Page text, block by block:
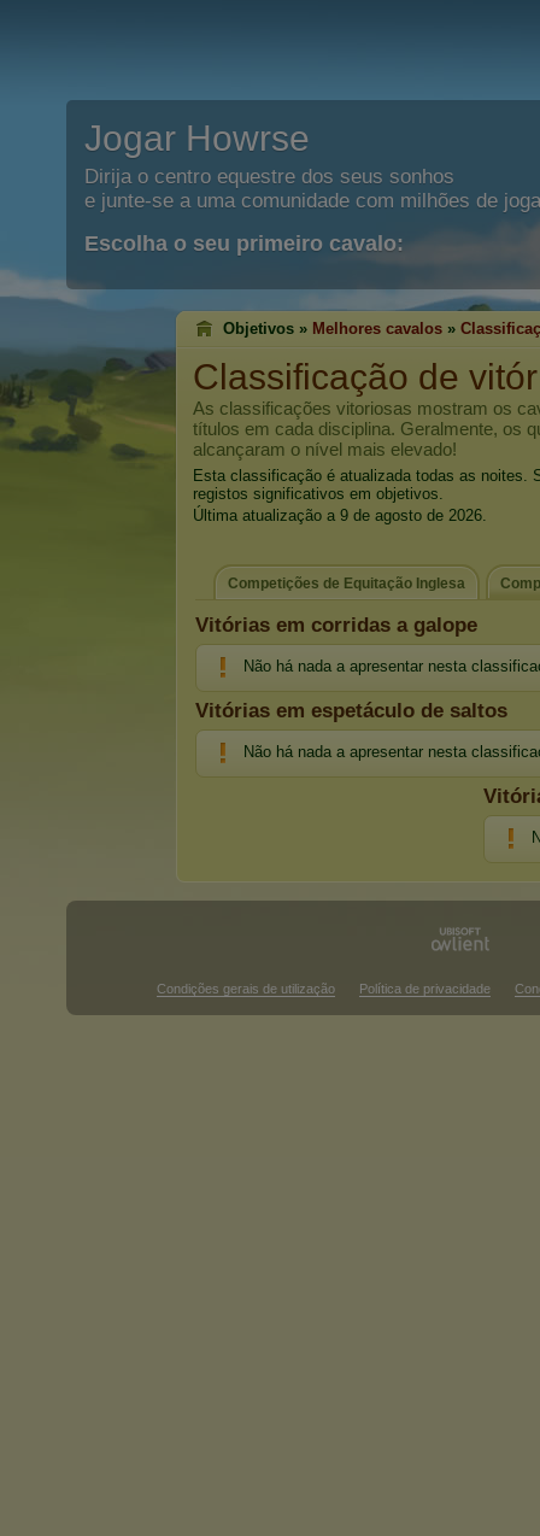
Jogar Howrse
Dirija o centro equestre dos seus sonhos
e junte-se a uma comunidade com milhões de
Escolha o seu primeiro cavalo:
Objetivos » Melhores cavalos »
Classificação de
As classificações vitoriosas mostram os
títulos em cada disciplina. Geralmente, os
alcançaram o nível mais elevado!
Esta classificação é atualizada todas as noites.
registos significativos em objetivos.
Última atualização a 9 de agosto de 2026.
Competições de Equitação Inglesa
Vitórias em corridas a galope
Não há nada a apresentar nesta
Vitórias em espetáculo de saltos
Não há nada a apresentar nesta
Condições gerais de utilização Política de privacidade